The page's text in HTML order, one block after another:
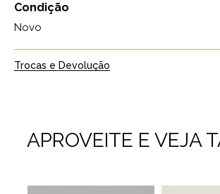
Condição
Novo
Trocas e Devolução
APROVEITE E VEJA